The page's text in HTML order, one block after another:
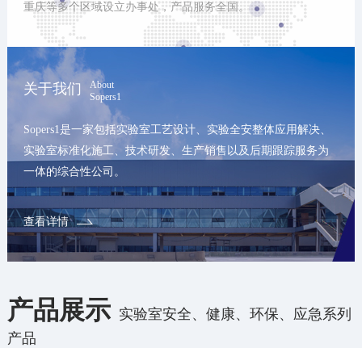
重庆等多个区域设立办事处，产品服务全国。
关于我们
About
Sopers1
Sopers1是一家包括实验室工艺设计、实验全安整体应用解决、
实验室标准化施工、技术研发、生产销售以及后期跟踪服务为
一体的综合性公司。
查看详情
产品展示实验室安全、健康、环保、应急系列
产品